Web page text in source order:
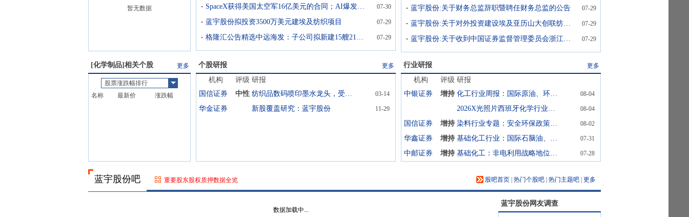
Management(S.A.E.)签署土
工业用地,用于埃及控股子
公司生产基地建设。土地
面积为159,203平方米,总价
581,091,158埃及镑(按2026
宇股份:关于股东收到行政
等7条公告
暂无数据 SpaceX获得美国太空军16亿美元的合同；AI爆发导致算力中心功耗激增，固态变压器站上风口；中科宇航联合中国科学院力学研究所，加速构建天地往返运输体系——《投资早参》 07-30
蓝宇股份拟投资3500万美元建埃及纺织项目 07-29
格隆汇公告精选中远海发：子公司拟新建15艘21万吨级散货 合计79.2亿元；明新旭腾：机器人相关业务布局目前仅处于研发阶段，尚未形成量产 07-29
蓝宇股份:关于财务总监辞职暨聘任财务总监的公告 07-29
蓝宇股份:关于对外投资建设埃及亚历山大创联纺织项目的公告 07-29
蓝宇股份:关于收到中国证券监督管理委员会浙江监管局行政监管措施决定书的公告 07-29
[化学制品]相关个股 更多
股票涨跌幅排行
名称
最新价 涨跌幅
个股研报 更多
机构 评级 研报
国信证券
中性 纺织品数码喷印墨水龙头，受益于纺织行业产业升级 03-14
华金证券 新股覆盖研究：蓝宇股份 11-29
行业研报 更多
机构 评级 研报
中银证券
增持 化工行业周报：国际原油、环氧丙烷价格下跌，有机硅价格上涨 08-04
2026X光照片西班牙化学行业快照 08-04
国信证券 增持 染料行业专题：安全环保政策趋严，染料价格持续上行 08-02
华鑫证券 增持 基础化工行业：国际石脑油、原油等涨幅居前，建议关注进口替代、纯内需、高股息等方向 07-31
中邮证券 增持 基础化工：非电利用战略地位升级，200万吨绿氢锚定替代新空间 07-28
蓝宇股份吧 重要股东股权质押数据全览 股吧首页 热门个股吧 热门主题吧 更多
蓝宇股份网友调查